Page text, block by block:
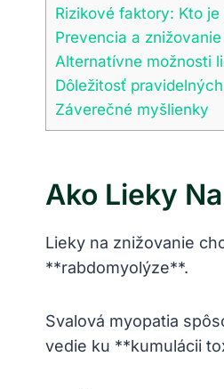
Rizikové faktory: Kto
Prevencia a
Alternatívne možnosti
Dôležitosť
Záverečné myšlienky
Ako Lieky
Lieky na znižovanie
**rabdomyolýze**.
Svalová myopatia
vedie ku **kumulácii